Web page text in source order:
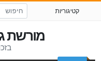
קטיגוריות
מורשת